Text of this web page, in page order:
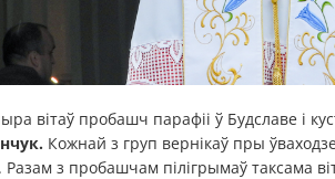
вітаў пробашч парафіі ў Будславе і
Кожнай з груп вернікаў пры
Разам з пробашчам пілігрымаў таксама